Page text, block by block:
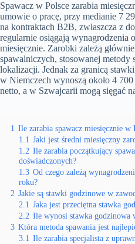
Spawacz w Polsce zarabia
umowie o pracę, przy medianie 7
na kontraktach B2B, zwłaszcza z
regularnie osiągają wynagrodzenia
miesięcznie. Zarobki zależą
spawalniczych, stosowanej metody
lokalizacji. Jednak za granicą
w Niemczech wynoszą około 4
netto, a w Szwajcarii mogą sięgać
1 Ile zarabia spawacz miesięcznie w
1.1 Jaki jest średni miesięczny
1.2 Ile zarabia początkujący
doświadczonych?
1.3 Od czego zależą
roku?
2 Jakie są stawki godzinowe w
2.1 Jaka jest przeciętna stawka
2.2 Ile wynosi stawka godzinowa
3 Która metoda spawania jest
3.1 Ile zarabia specjalista z